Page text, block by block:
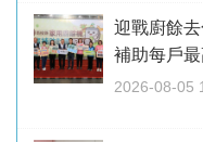
迎戰廚餘
補助每戶
2026-08-05